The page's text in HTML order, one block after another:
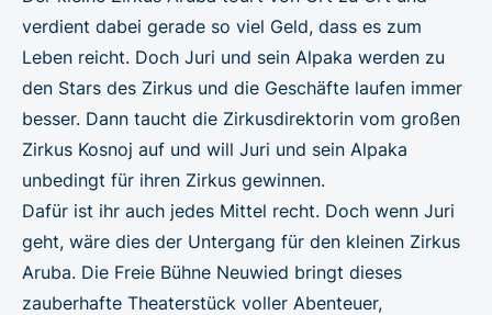
verdient dabei gerade so viel Geld, dass es zum
Leben reicht. Doch Juri und sein Alpaka werden zu
den Stars des Zirkus und die Geschäfte laufen immer
besser. Dann taucht die Zirkusdirektorin vom großen
Zirkus Kosnoj auf und will Juri und sein Alpaka
unbedingt für ihren Zirkus gewinnen.
Dafür ist ihr auch jedes Mittel recht. Doch wenn Juri
geht, wäre dies der Untergang für den kleinen Zirkus
Aruba. Die Freie Bühne Neuwied bringt dieses
zauberhafte Theaterstück voller Abenteuer,